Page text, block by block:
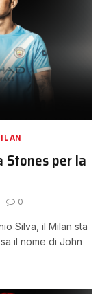
Stones per la
0
Silva, il Milan sta
il nome di John